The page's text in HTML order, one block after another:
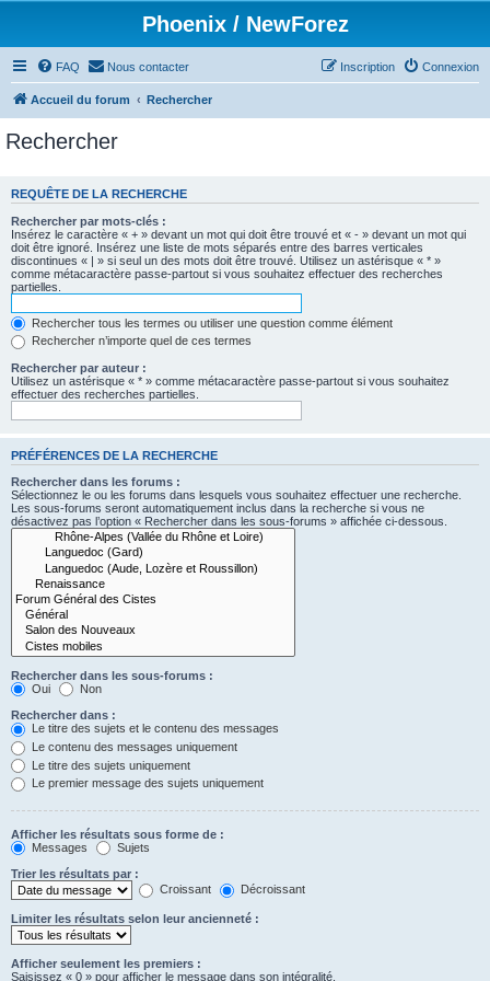
Phoenix / NewForez
FAQ Nous contacter Connexion
Inscription
Accueil du forum Rechercher
Rechercher
REQUÊTE DE LA RECHERCHE
Rechercher par mots-clés :
Insérez le caractère « + » devant un mot qui doit être trouvé et « - » devant un mot qui
doit être ignoré. Insérez une liste de mots séparés entre des barres verticales
discontinues « | » si seul un des mots doit être trouvé. Utilisez un astérisque « * »
comme métacaractère passe-partout si vous souhaitez effectuer des recherches
partielles.
Rechercher tous les termes ou utiliser une question comme élément
Rechercher n’importe quel de ces termes
Rechercher par auteur :
Utilisez un astérisque « * » comme métacaractère passe-partout si vous souhaitez
effectuer des recherches partielles.
PRÉFÉRENCES DE LA RECHERCHE
Rechercher dans les forums :
Sélectionnez le ou les forums dans lesquels vous souhaitez effectuer une recherche.
Les sous-forums seront automatiquement inclus dans la recherche si vous ne
désactivez pas l’option « Rechercher dans les sous-forums » affichée ci-dessous.
Rechercher dans les sous-forums :
Oui
Non
Rechercher dans :
Le titre des sujets et le contenu des messages
Le contenu des messages uniquement
Le titre des sujets uniquement
Le premier message des sujets uniquement
Afficher les résultats sous forme de :
Messages
Sujets
Trier les résultats par :
Croissant
Décroissant
Limiter les résultats selon leur ancienneté :
Afficher seulement les premiers :
Saisissez « 0 » pour afficher le message dans son intégralité.